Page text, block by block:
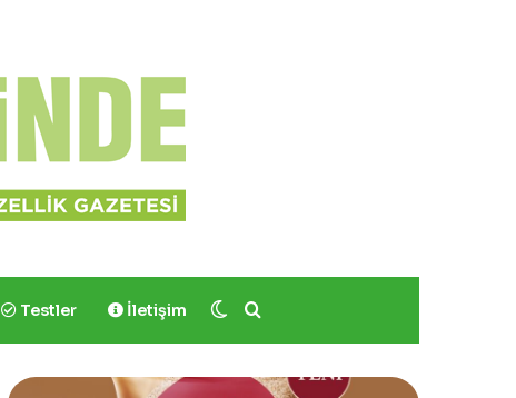
Testler İletişim Dış görünümü değiştir
Arama yap ...